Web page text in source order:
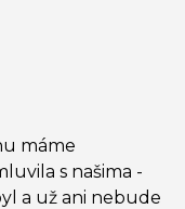
máme
s našima -
a už ani nebude